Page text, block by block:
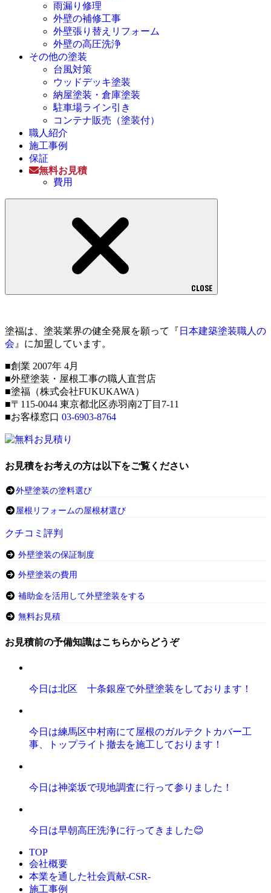
雨漏り修理
外壁の補修工事
外壁張り替えリフォーム
外壁の高圧洗浄
その他の塗装
台風対策
ウッドデッキ塗装
納屋塗装・倉庫塗装
駐車場ライン引き
コンテナ販売（塗装付）
職人紹介
施工事例
保証
無料お見積
費用
CLOSE
塗福は、塗装業界の健全発展を願って『 日本建築塗装職人の
会 』に加盟しています。
■創業 2007年 4月
■外壁塗装・屋根工事の職人直営店
■塗福（株式会社FUKUKAWA）
■〒115-0044 東京都北区赤羽南2丁目7-11
■お客様窓口 03-6903-8764
お見積をお考えの方は以下をご覧ください
外壁塗装の塗料選び
屋根リフォームの屋根材選び
クチコミ評判
外壁塗装の保証制度
外壁塗装の費用
補助金を活用して外壁塗装をする
無料お見積
お見積前の予備知識はこちらからどうぞ
今日は北区 十条銀座で外壁塗装をしております！
今日は練馬区中村南にて屋根のガルテクトカバー工
事、トップライト撤去を施工しております！
今日は神楽坂で現地調査に行って参りました！
今日は早朝高圧洗浄に行ってきました😊
TOP
会社概要
本業を通した社会貢献-CSR-
施工事例